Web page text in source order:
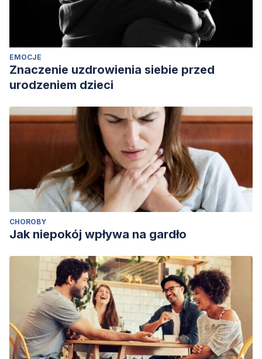
EMOCJE
Znaczenie uzdrowienia siebie przed
urodzeniem dzieci
CHOROBY
Jak niepokój wpływa na gardło